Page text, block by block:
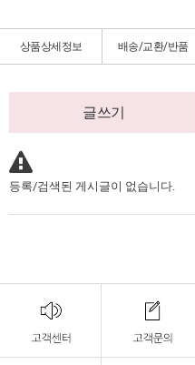
상품상세정보 배송/교환/반품
글쓰기
등록/검색된 게시글이 없습니다.